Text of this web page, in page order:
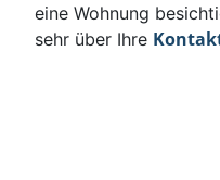
eine Wohnung
sehr über Ihre